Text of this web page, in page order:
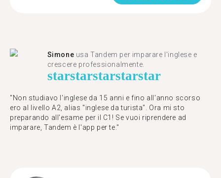
Simone usa Tandem per imparare l'inglese e
crescere professionalmente.
starstarstarstarstar
"Non studiavo l'inglese da 15 anni e fino all'anno scorso
ero al livello A2, alias "inglese da turista". Ora mi sto
preparando all'esame per il C1! Se vuoi riprendere ad
imparare, Tandem è l'app per te."